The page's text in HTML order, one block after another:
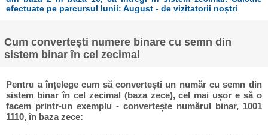
efectuate pe parcursul lunii: August - de vizitatorii noștri
Cum convertești numere binare cu semn din
sistem binar în cel zecimal
Pentru a înțelege cum să convertești un număr cu semn din
sistem binar în cel zecimal (baza zece), cel mai ușor e să o
facem printr-un exemplu - convertește numărul binar, 1001
1110, în baza zece: